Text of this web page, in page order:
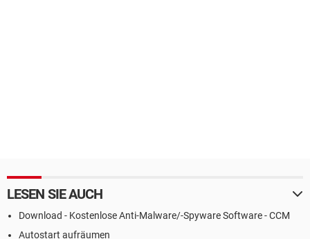
LESEN SIE AUCH
Download - Kostenlose Anti-Malware/-Spyware Software - CCM
Autostart aufräumen